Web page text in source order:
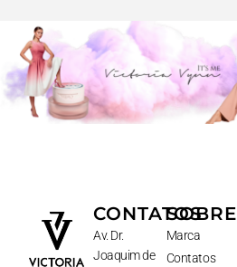
CONTATOS
Av. Dr.
Joaquim de
SOBRE
Marca
Contatos